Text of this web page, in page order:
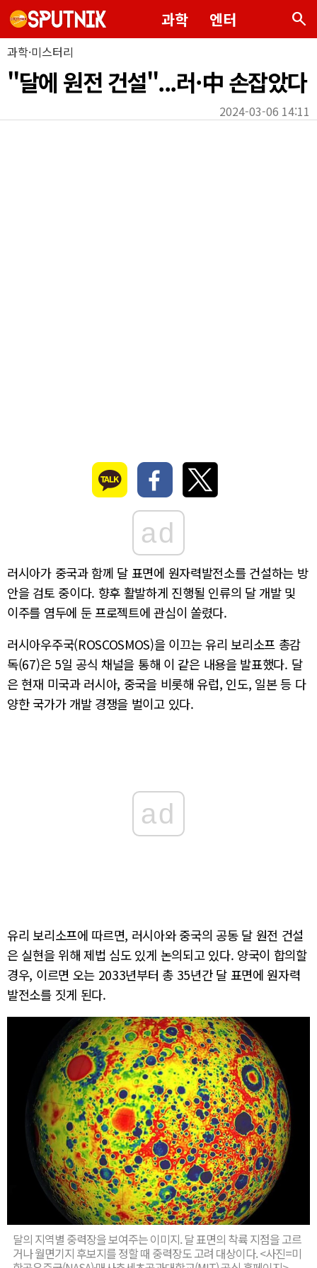
과학 엔터 search
과학·미스터리
"달에 원전 건설"...러·中 손잡았다
2024-03-06 14:11
ad
러시아가 중국과 함께 달 표면에 원자력발전소를 건설하는 방
안을 검토 중이다. 향후 활발하게 진행될 인류의 달 개발 및
이주를 염두에 둔 프로젝트에 관심이 쏠렸다.
러시아우주국(ROSCOSMOS)을 이끄는 유리 보리소프 총감
독(67)은 5일 공식 채널을 통해 이 같은 내용을 발표했다. 달
은 현재 미국과 러시아, 중국을 비롯해 유럽, 인도, 일본 등 다
양한 국가가 개발 경쟁을 벌이고 있다.
ad
유리 보리소프에 따르면, 러시아와 중국의 공동 달 원전 건설
은 실현을 위해 제법 심도 있게 논의되고 있다. 양국이 합의할
경우, 이르면 오는 2033년부터 총 35년간 달 표면에 원자력
발전소를 짓게 된다.
달의 지역별 중력장을 보여주는 이미지. 달 표면의 착륙 지점을 고르
거나 월면기지 후보지를 정할 때 중력장도 고려 대상이다. <사진=미